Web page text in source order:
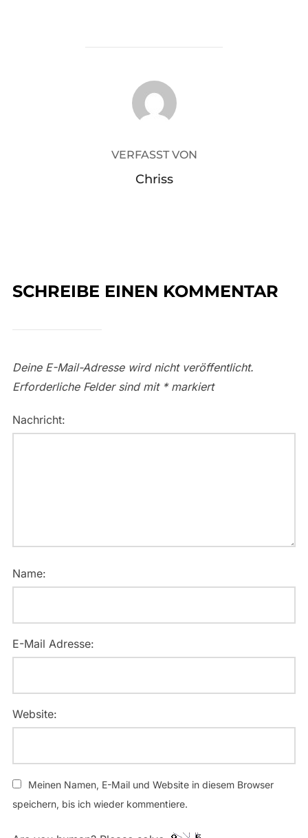
BEITRAGSAUTOR
VERFASST VON
Chriss
SCHREIBE EINEN KOMMENTAR
Deine E-Mail-Adresse wird nicht veröffentlicht.
Erforderliche Felder sind mit *markiert
Nachricht:
Name:
E-Mail Adresse:
Website:
Meinen Namen, E-Mail und Website in diesem Browser
speichern, bis ich wieder kommentiere.